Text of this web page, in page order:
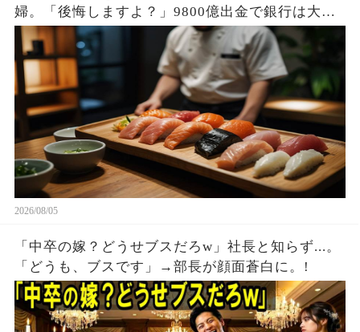
婦。「後悔しますよ？」9800億出金で銀行は大惨
事。
2026/08/05
「中卒の嫁？どうせブスだろw」社長と知らず...。
「どうも、ブスです」→部長が顔面蒼白に。!